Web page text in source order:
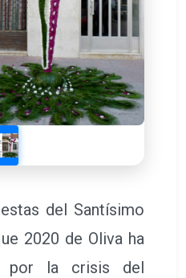
del Santísimo
2020 de Oliva ha
por la crisis del